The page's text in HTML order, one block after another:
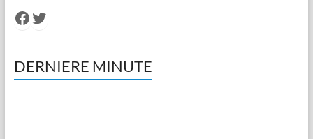
Facebook
Twitter
DERNIERE MINUTE